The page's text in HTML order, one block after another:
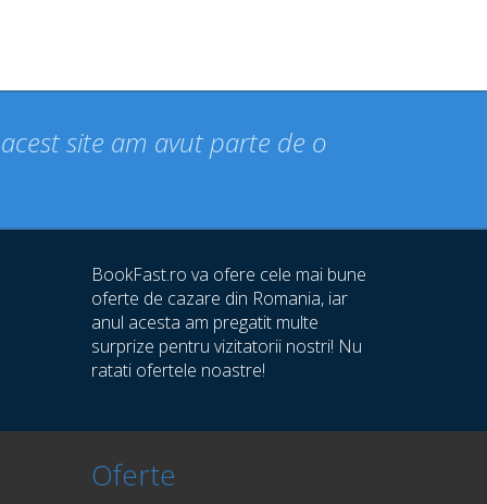
site am avut parte de o
BookFast.ro va ofere cele mai bune
oferte de cazare din Romania, iar
anul acesta am pregatit multe
surprize pentru vizitatorii nostri! Nu
ratati ofertele noastre!
Oferte